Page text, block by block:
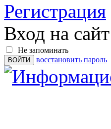
Регистрация
Вход на сайт
Не запоминать
восстановить пароль